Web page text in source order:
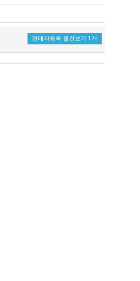
판매자등록 물건보기 1개